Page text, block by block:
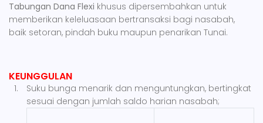
Tabungan Dana Flexi khusus dipersembahkan untuk
memberikan keleluasaan bertransaksi bagi nasabah,
baik setoran, pindah buku maupun penarikan Tunai.
KEUNGGULAN
Suku bunga menarik dan menguntungkan, bertingkat
sesuai dengan jumlah saldo harian nasabah;